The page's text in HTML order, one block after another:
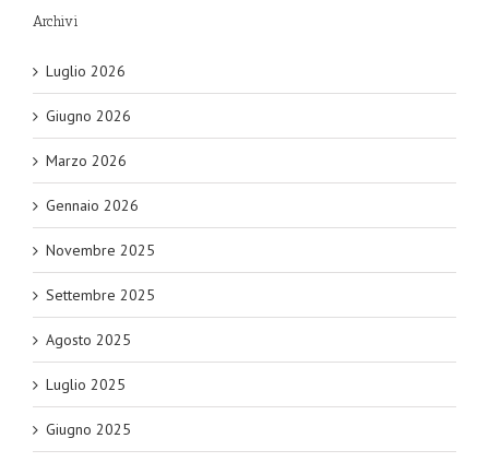
Archivi
Luglio 2026
Giugno 2026
Marzo 2026
Gennaio 2026
Novembre 2025
Settembre 2025
Agosto 2025
Luglio 2025
Giugno 2025